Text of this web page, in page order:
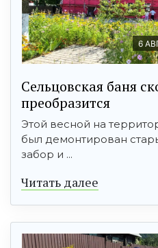
6
Сельцовская баня
преобразится
Этой весной на
был демонтирован
забор и ...
Читать далее